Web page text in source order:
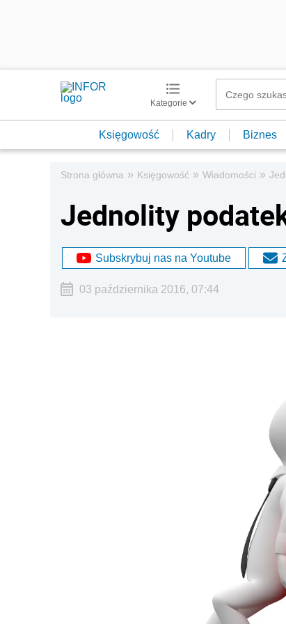
Kategorie
Księgowość Kadry Biznes
Strona główna » Księgowość » Wiadomości »
Jednolity
Subskrybuj nas na Youtube
03 października 2016, 07:44